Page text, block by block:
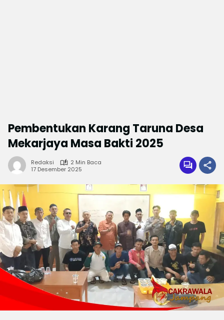
Pembentukan Karang Taruna Desa
Mekarjaya Masa Bakti 2025
Redaksi
2 Min Baca
17 Desember 2025